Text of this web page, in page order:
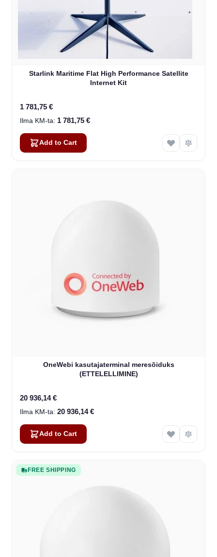
Starlink Maritime Flat High Performance Satellite
Internet Kit
1 781,75 €
1 781,75 €
Add to Cart
OneWebi kasutajaterminal meresõiduks
(ETTELELLIMINE)
20 936,14 €
20 936,14 €
Add to Cart
FREE SHIPPING